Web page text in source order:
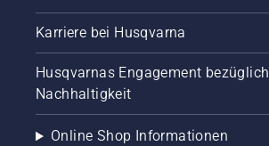
Karriere bei Husqvarna
Husqvarnas Engagement bezüglich
Nachhaltigkeit
Online Shop Informationen